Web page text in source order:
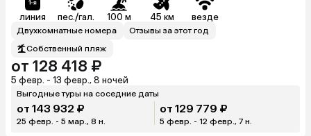
линия пес./гал. 100 м 45 км везде
Двухкомнатные номера
Отзывы за этот год
Собственный пляж
от 128 418 ₽
5 февр. - 13 февр., 8 ночей
Выгодные туры на соседние даты
от 143 932 ₽
25 февр. - 5 мар., 8 н.
от 129 779 ₽
5 февр. - 12 февр., 7 н.